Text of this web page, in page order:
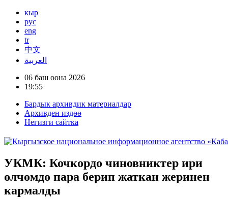
кыр
рус
eng
tr
中文
العربية
06 баш оона 2026
19:55
Бардык архивдик материалдар
Архивден издөө
Негизги сайтка
УКМК: Кочкордо чиновниктер ири
өлчөмдө пара берип жаткан жеринен
кармалды